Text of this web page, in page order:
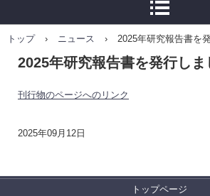
トップ › ニュース › 2025年研究報告書を
2025年研究報告書を発行しま
刊行物のページへのリンク
2025年09月12日
トップページ